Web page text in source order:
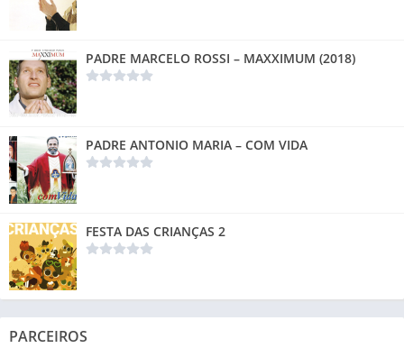
PADRE MARCELO ROSSI – MAXXIMUM (2018)
PADRE ANTONIO MARIA – COM VIDA
FESTA DAS CRIANÇAS 2
PARCEIROS